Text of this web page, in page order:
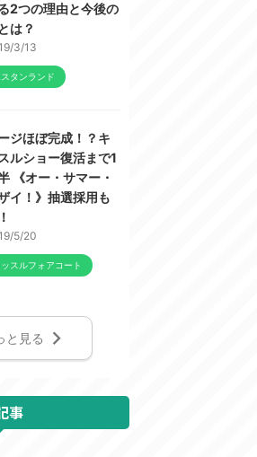
2つの理由と今後の
は？
3/13
タンランド
ジほぼ完成！？キ
ルショー復活まで1
《オー・サマー・
イ！》抽選採用も
5/20
スルフォアコート
と見る
事